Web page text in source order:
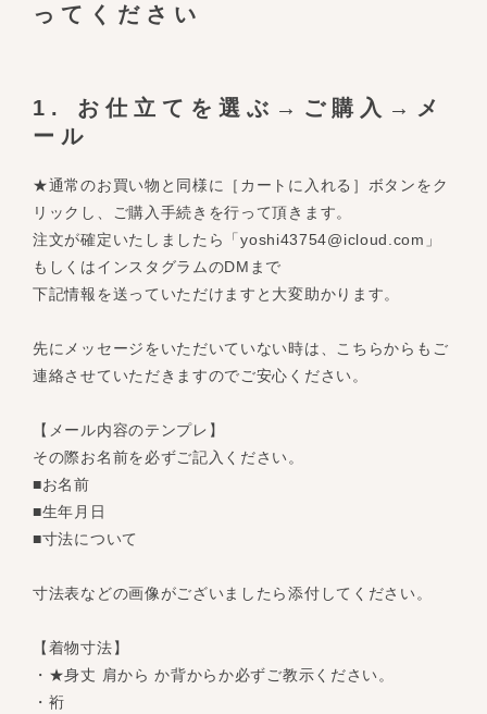
ってください
1. お仕立てを選ぶ→ご購入→メ
ール
★通常のお買い物と同様に［カートに入れる］ボタンをク
リックし、ご購入手続きを行って頂きます。
注文が確定いたしましたら「yoshi43754@icloud.com 」
もしくはインスタグラムのDMまで
下記情報を送っていただけますと大変助かります。
先にメッセージをいただいていない時は、こちらからもご
連絡させていただきますのでご安心ください。
【メール内容のテンプレ】
その際お名前を必ずご記入ください。
■お名前
■生年月日
■寸法について
寸法表などの画像がございましたら添付してください。
【着物寸法】
・★身丈 肩から か背からか必ずご教示ください。
・裄